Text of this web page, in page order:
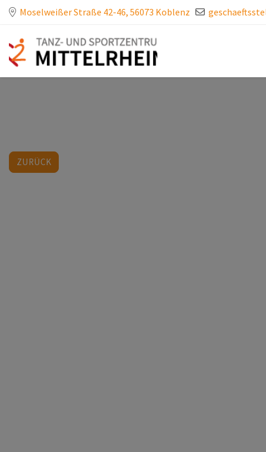
Moselweißer Straße 42-46, 56073 Koblenz
ZURÜCK